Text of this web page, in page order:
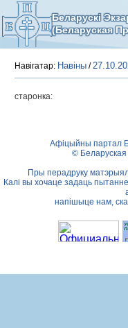
Беларускі
(Беларуская
Навігатар: Навіны /
старонка:
Афіцыйны партал
©
Пры перадруку
Калі вы хочаце задаць
напішыце нам,